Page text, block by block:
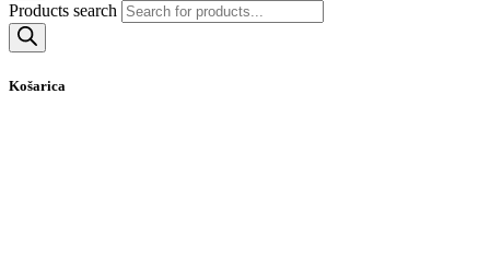
Products search
Košarica